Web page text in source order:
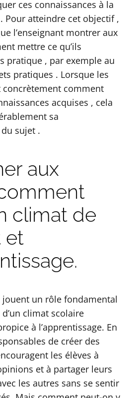
ces connaissances à la
Pour atteindre cet objectif ,
l’enseignant montrer aux
mettre ce qu’ils
pratique , par exemple au
pratiques . Lorsque les
comment
acquises , cela
sa
sujet .
aux
climat de
et
jouent un rôle fondamental
climat scolaire
à l’apprentissage. En
de créer des
les élèves à
et à partager leurs
les autres sans se sentir